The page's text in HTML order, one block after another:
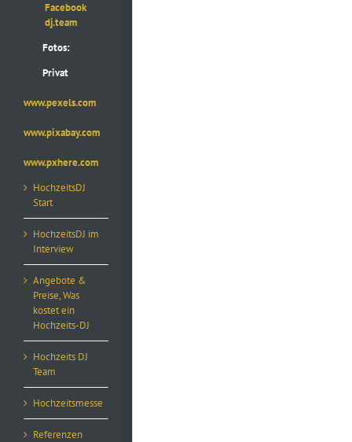
Facebook
dj.team
Fotos:
Privat
www.pexels.com
www.pixabay.com
www.pxhere.com
HochzeitsDJ
Start
HochzeitsDJ im
Interview
Angebote &
Preise, Was
kostet ein
Hochzeits-DJ
Hochzeits DJ
Team
Hochzeitsmesse
Referenzen